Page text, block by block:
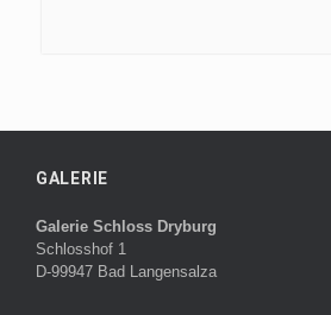
GALERIE
Galerie Schloss Dryburg
Schlosshof 1
D-99947 Bad Langensalza